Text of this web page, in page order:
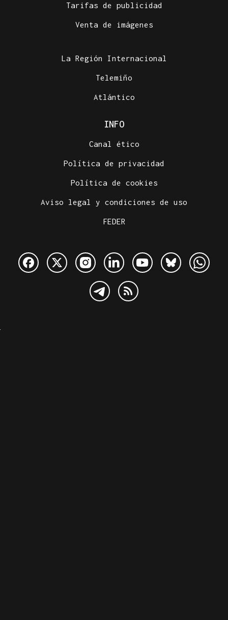
Tarifas de publicidad
Venta de imágenes
La Región Internacional
Telemiño
Atlántico
INFO
Canal ético
Política de privacidad
Política de cookies
Aviso legal y condiciones de uso
FEDER